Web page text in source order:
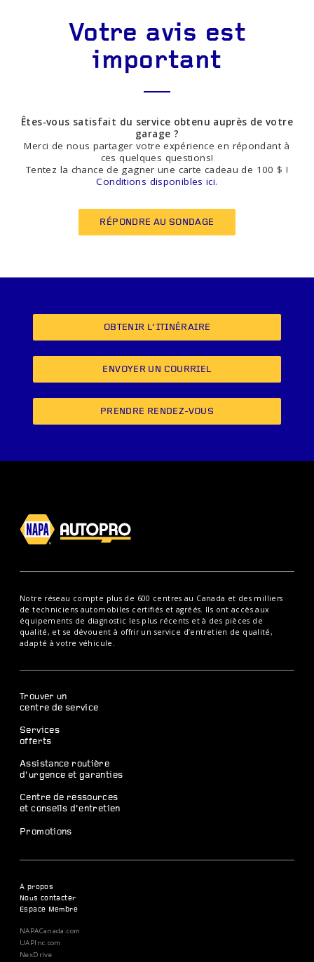
Votre avis est
important
Êtes-vous satisfait du service obtenu auprès de votre
garage ?
Merci de nous partager votre expérience en répondant à
ces quelques questions!
Tentez la chance de gagner une carte cadeau de 100 $ !
Conditions disponibles ici.
RÉPONDRE AU SONDAGE
OBTENIR L’ITINÉRAIRE
ENVOYER UN COURRIEL
PRENDRE RENDEZ-VOUS
Notre réseau compte plus de 600 centres au Canada et des milliers
de techniciens automobiles certifiés et agréés. Ils ont accès aux
équipements de diagnostic les plus récents et à des pièces de
qualité, et se dévouent à offrir un service d’entretien de qualité,
adapté à votre véhicule.
Trouver un
centre de service
Services
offerts
Assistance routière
d’urgence et garanties
Centre de ressources
et conseils d’entretien
Promotions
À propos
Nous contacter
Espace Membre
NAPACanada.com
UAPInc.com
NexDrive